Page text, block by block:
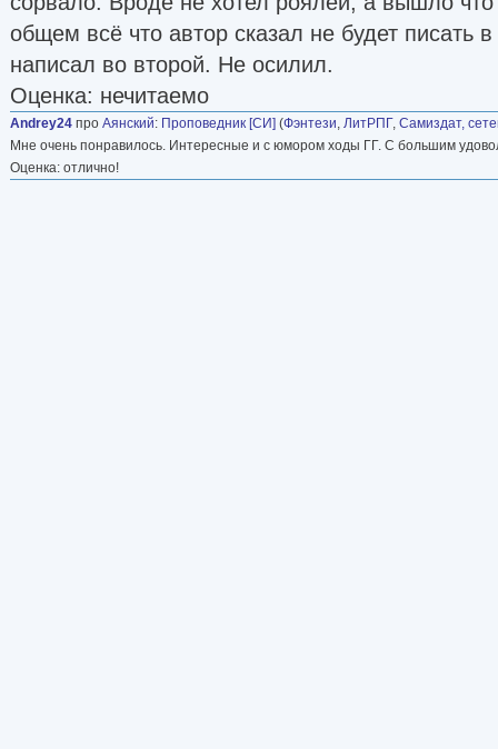
общем всё что автор сказал не будет писать
написал во второй. Не осилил.
Оценка: нечитаемо
Andrey24 про Аянский: Проповедник [СИ] (Фэнтези, ЛитРПГ, Самиздат,
Мне очень понравилось. Интересные и с юмором ходы ГГ. С большим
Оценка: отлично!